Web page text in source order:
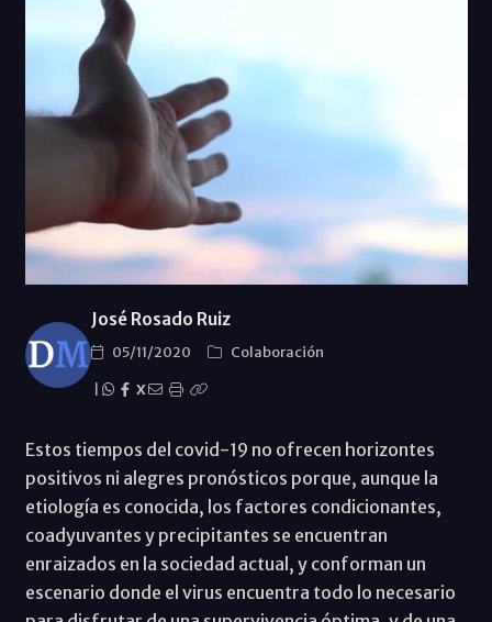
José Rosado Ruiz
05/11/2020
Colaboración
X
Estos tiempos del covid-19 no ofrecen horizontes
positivos ni alegres pronósticos porque, aunque la
etiología es conocida, los factores condicionantes,
coadyuvantes y precipitantes se encuentran
enraizados en la sociedad actual, y conforman un
escenario donde el virus encuentra todo lo necesario